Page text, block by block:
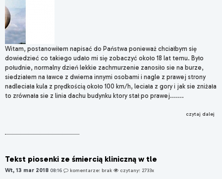
Witam, postanowiłem napisać do Państwa ponieważ chciałbym się
dowiedzieć co takiego udało mi się zobaczyć około 18 lat temu. Było
południe, normalny dzień lekkie zachmurzenie zanosiło sie na burze,
siedziałem na ławce z dwiema innymi osobami i nagle z prawej strony
nadleciała kula z prędkością około 100 km/h, leciała z gory i jak sie zniżała
to zrównała sie z linia dachu budynku ktory stał po prawej.......
czytaj dalej
Tekst piosenki ze śmiercią kliniczną w tle
Wt, 13 mar 2018 08:16 komentarze: brak czytany: 2733x